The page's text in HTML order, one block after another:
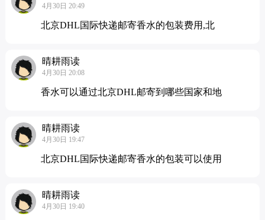
4月30日 20:49
北京DHL国际快递邮寄香水的包装费用,北
晴耕雨读
4月30日 20:08
香水可以通过北京DHL邮寄到哪些国家和地
晴耕雨读
4月30日 19:47
北京DHL国际快递邮寄香水的包装可以使用
晴耕雨读
4月30日 19:40